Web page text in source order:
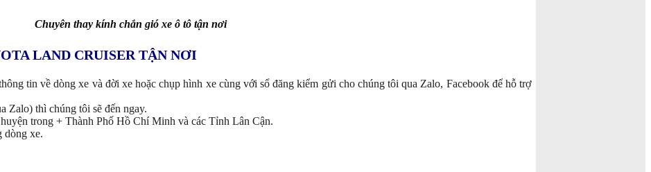
Chuyên thay kính chắn gió xe ô tô tận nơi
LAND CRUISER TẬN NƠI
tin về dòng xe và đời xe hoặc chụp hình xe cùng với sổ đăng kiểm gửi cho chúng tôi qua Zalo, Facebook để hỗ trợ
Zalo) thì chúng tôi sẽ đến ngay.
trong + Thành Phố Hồ Chí Minh và các Tỉnh Lân Cận.
dòng xe.